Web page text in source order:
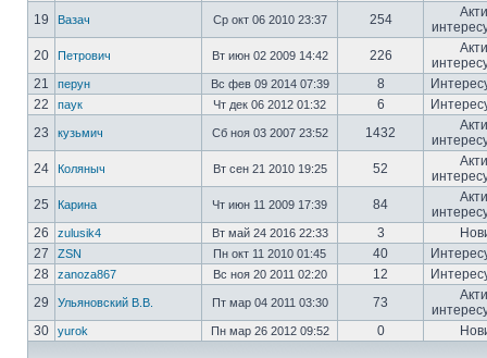
19
Вазач Ср окт 06 2010 23:37 254
20
Петрович Вт июн 02 2009 14:42 226
21
перун Вс фев 09 2014 07:39 8
22
паук Чт дек 06 2012 01:32 6
23
кузьмич Сб ноя 03 2007 23:52 1432
24
Коляныч Вт сен 21 2010 19:25 52
25
Карина Чт июн 11 2009 17:39 84
26
zulusik4 Вт май 24 2016 22:33 3
27
ZSN Пн окт 11 2010 01:45 40
28
zanoza867 Вс ноя 20 2011 02:20 12
29
Ульяновский В.В. Пт мар 04 2011 03:30 73
30
yurok Пн мар 26 2012 09:52 0